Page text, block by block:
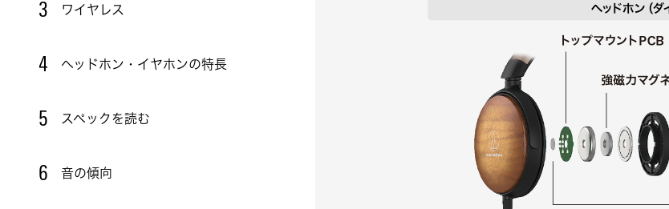
3 ワイヤレス
4 ヘッドホン・イヤホンの特長
5 スペックを読む
6 音の傾向